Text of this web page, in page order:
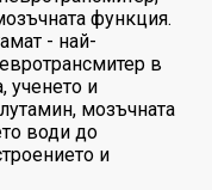
функция.
- най-
в
ученето и
мозъчната
води до
и